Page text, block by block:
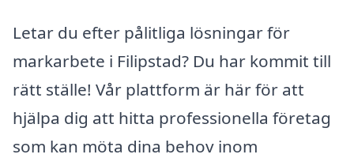
Letar du efter pålitliga lösningar för
markarbete i Filipstad? Du har kommit till
rätt ställe! Vår plattform är här för att
hjälpa dig att hitta professionella företag
som kan möta dina behov inom